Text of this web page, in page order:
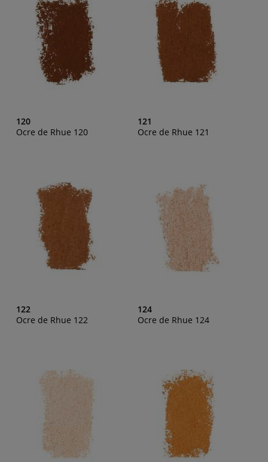
120
Ocre de Rhue 120
121
Ocre de Rhue 121
122
Ocre de Rhue 122
124
Ocre de Rhue 124